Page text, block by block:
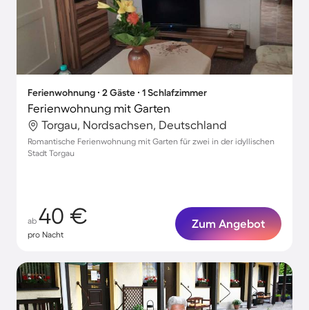
Ferienwohnung ∙ 2 Gäste ∙ 1 Schlafzimmer
Ferienwohnung mit Garten
Torgau, Nordsachsen, Deutschland
Romantische Ferienwohnung mit Garten für zwei in der idyllischen
Stadt Torgau
ab 40 €
pro Nacht
Zum Angebot